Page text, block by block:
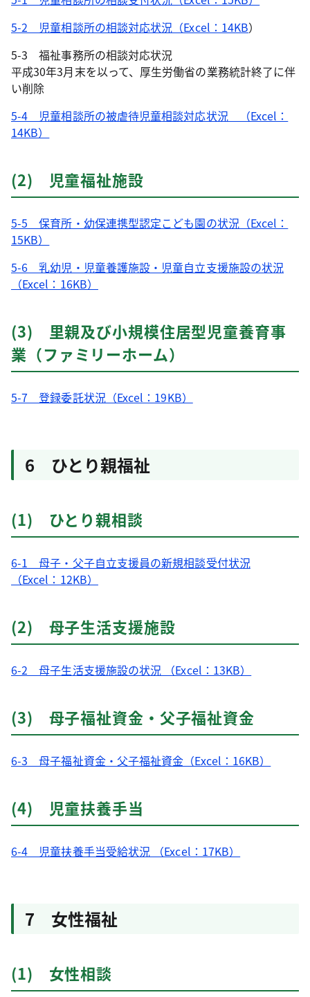
5-2 児童相談所の相談対応状況（Excel：14KB）
5-3 福祉事務所の相談対応状況
平成30年3月末を以って、厚生労働省の業務統計終了に伴
い削除
5-4 児童相談所の被虐待児童相談対応状況 （Excel：
14KB）
(2) 児童福祉施設
5-5 保育所・幼保連携型認定こども園の状況（Excel：
15KB）
5-6 乳幼児・児童養護施設・児童自立支援施設の状況
（Excel：16KB）
(3) 里親及び小規模住居型児童養育事
業（ファミリーホーム）
5-7 登録委託状況（Excel：19KB）
6 ひとり親福祉
(1) ひとり親相談
6-1 母子・父子自立支援員の新規相談受付状況
（Excel：12KB）
(2) 母子生活支援施設
6-2 母子生活支援施設の状況 （Excel：13KB）
(3) 母子福祉資金・父子福祉資金
6-3 母子福祉資金・父子福祉資金（Excel：16KB）
(4) 児童扶養手当
6-4 児童扶養手当受給状況 （Excel：17KB）
7 女性福祉
(1) 女性相談